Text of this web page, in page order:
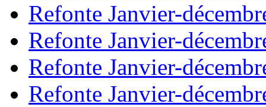
Refonte Janvier-
Refonte Janvier-
Refonte Janvier-
Refonte Janvier-